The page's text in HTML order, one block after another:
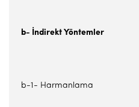
b- İndirekt Yöntemler
b-1- Harmanlama